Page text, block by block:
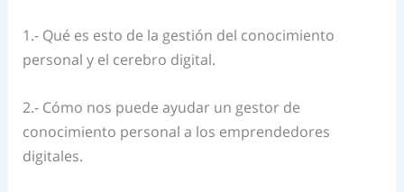
1.- Qué es esto de la gestión del conocimiento
personal y el cerebro digital.
2.- Cómo nos puede ayudar un gestor de
conocimiento personal a los emprendedores
digitales.